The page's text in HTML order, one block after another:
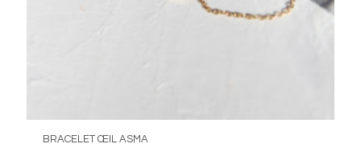
BRACELET ŒIL ASMA